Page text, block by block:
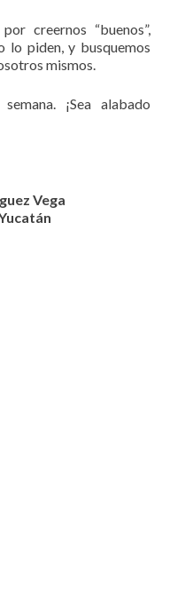
creernos “buenos”,
lo piden, y busquemos
mismos.
¡Sea alabado
Vega